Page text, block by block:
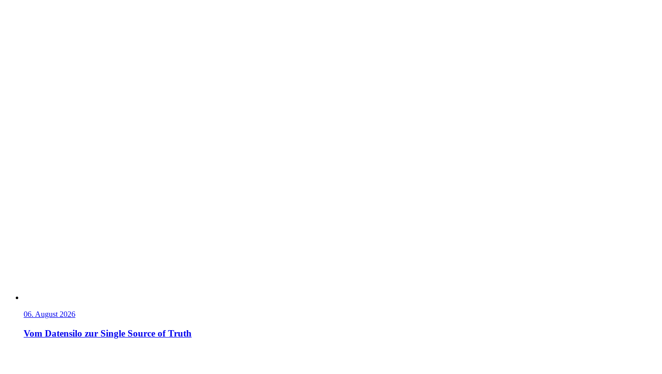
06. August 2026
Vom Datensilo zur Single Source of Truth